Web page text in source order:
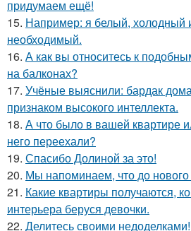
придумаем ещё!
15. Например: я белый, холодный
необходимый.
16. А как вы относитесь к
на балконах?
17. Учёные выяснили: бардак
признаком высокого интеллекта.
18. А что было в вашей квартире
него переехали?
19. Спасибо Долиной за это!
20. Мы напоминаем, что до
21. Какие квартиры получаются,
интерьера беруся девочки.
22. Делитесь своими недоделками!